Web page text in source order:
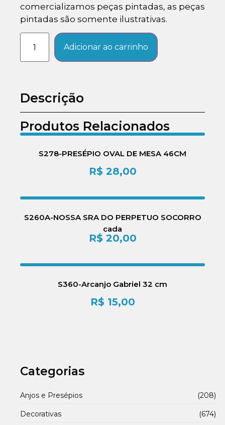
comercializamos peças pintadas, as peças
pintadas são somente ilustrativas.
Adicionar ao carrinho
Descrição
Produtos Relacionados
S278-PRESÉPIO OVAL DE MESA 46CM
R$28,00
S260A-NOSSA SRA DO PERPETUO SOCORRO
cada
R$20,00
S360-Arcanjo Gabriel 32 cm
R$15,00
Categorias
Anjos e Presépios (208)
Decorativas (674)